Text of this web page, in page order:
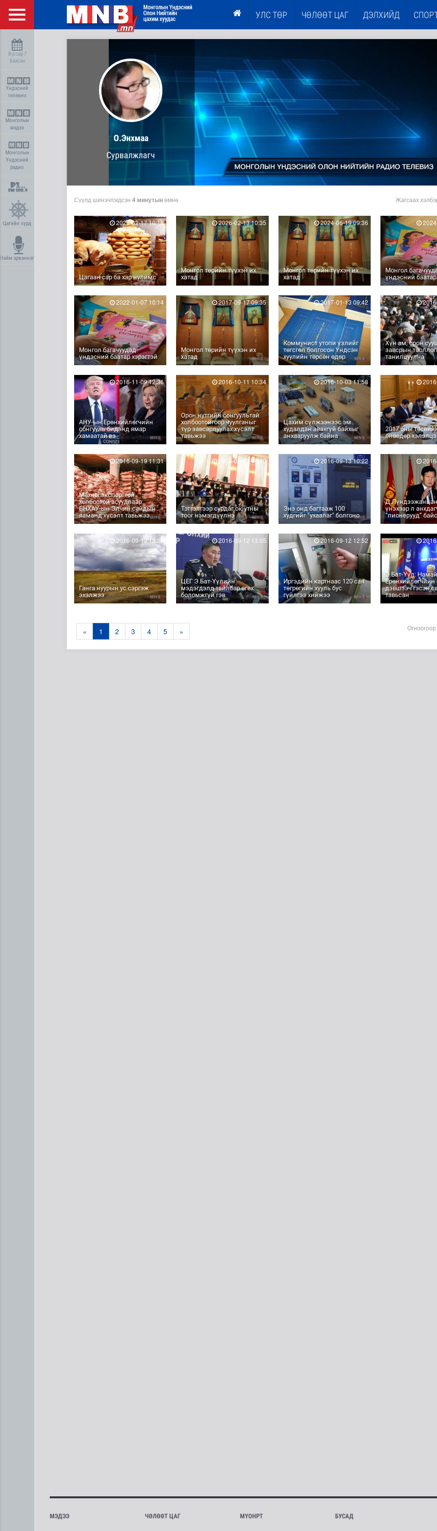
УЛС ТӨР ЧӨЛӨӨТ ЦАГ ДЭЛХИЙД
8-р сар 7
Баасан
Үндэсний
телевиз
Монголын
мэдээ
Монголын
Үндэсний
радио
Цагийн хүрд
Найм арваннэг
О.Энхмаа
Сурвалжлагч
Сүүлд шинэчлэгдсэн 4 минутынөмнө Жагсаах
Цагаан сар ба хар нулимс
2026-02-17 10:18
Монгол төрийн түүхэн их
хатад
2026-02-13 10:35
Монгол төрийн түүхэн их
хатад
2024-06-19 09:36
Монгол
үндэсний баатар
Монгол багачуудад
үндэсний баатар хэрэгтэй
2022-01-07 10:14
Монгол төрийн түүхэн их
хатад
2017-09-17 09:35
Коммунист утопи үзлийг
төгсгөл болгосон Үндсэн
хуулийн төрсөн өдөр
2017-01-13 09:42
Хүн ам, орон
завсрын
танилцуулна
АНУ-ын Ерөнхийлөгчийн
сонгууль бидэнд ямар
хамаатай вэ
2016-11-09 12:36
Орон нутгийн сонгуультай
холбоотойгоор чуулганыг
түр завсарлуулах хүсэлт
тавьжээ
2016-10-11 10:34
Цахим сүлжээнээс эм
худалдан авахгүй байхыг
анхааруулж байна
2016-10-03 11:58
2017 оны
өнөөдөр
Махны экспорттой
холбоотой асуудлаар
БНХАУ-ын Элчин сайдын
яаманд хүсэлт тавьжээ
2016-09-19 11:31
Тэтгэлгээр сурдаг оюутны
тоог нэмэгдүүлнэ
2016-09-13 10:40
Энэ онд багтааж 100
худгийг “ухаалаг" болгоно
2016-09-13 10:22
үнэхээр л
“пионерууд”
Ганга нуурын ус сэргэж
эхэлжээ
2016-09-12 13:26
ЦЕГ Э.Бат-Үүлийн
мэдэгдэлд тайлбар өгөх
боломжгүй гэв
2016-09-12 13:05
Иргэдийн картнаас 120 сая
төгрөгийн хууль бус
гүйлгээ хийжээ
2016-09-12 12:52
Э.Бат-Үүл:
Ерөнхийлөгчийн
дэвшээч гэсэн
тавьсан
« 1 2 3 4 5 »
МЭДЭЭ ЧӨЛӨӨТ ЦАГ МҮОНРТ БУСАД